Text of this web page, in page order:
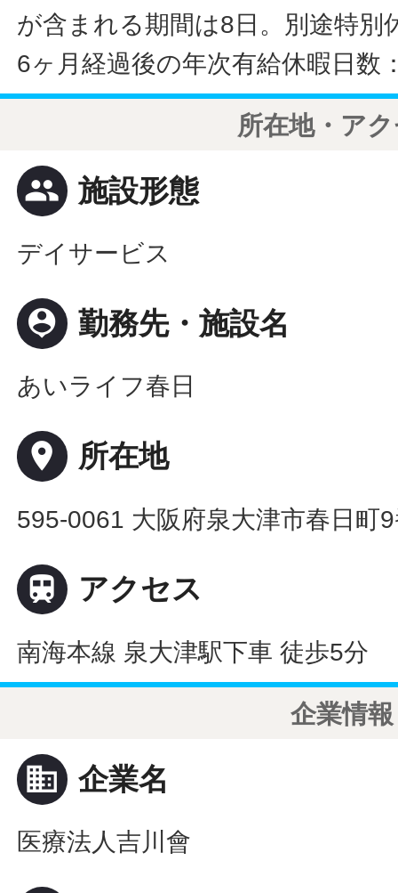
が含まれる期間は8日。別途特別
6ヶ月経過後の年次有給休暇日数
所在地・ア
people 施設形態
デイサービス
person_pin 勤務先・施設名
あいライフ春日
place 所在地
595-0061 大阪府泉大津市春日町
 アクセス
南海本線 泉大津駅下車 徒歩5分
企業情報
business 企業名
医療法人吉川會